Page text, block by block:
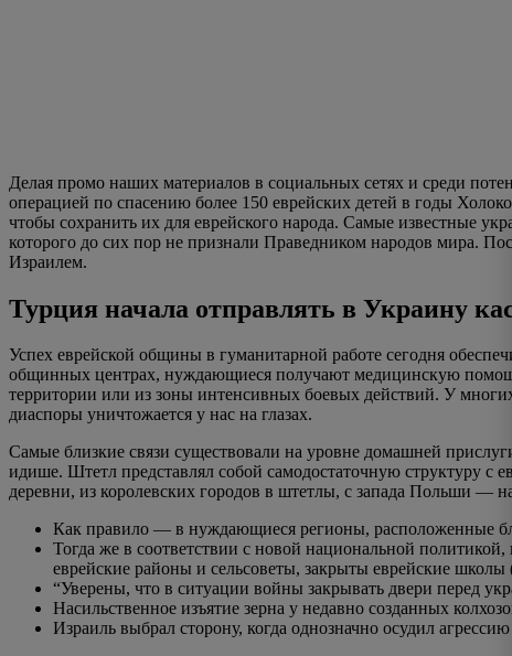
Делая промо наших материалов в социальных сетях и среди
операцией по спасению более 150 еврейских детей в годы
чтобы сохранить их для еврейского народа. Самые известные
которого до сих пор не признали Праведником народов мира.
Израилем.
Турция начала отправлять в Украину
Успех еврейской общины в гуманитарной работе сегодня
общинных центрах, нуждающиеся получают медицинскую
территории или из зоны интенсивных боевых действий. У
диаспоры уничтожается у нас на глазах.
Самые близкие связи существовали на уровне домашней
идише. Штетл представлял собой самодостаточную структуру с
деревни, из королевских городов в штетлы, с запада Польши —
Как правило — в нуждающиеся регионы, расположенные
Тогда же в соответствии с новой национальной
еврейские районы и сельсоветы, закрыты еврейские
“Уверены, что в ситуации войны закрывать двери перед
Насильственное изъятие зерна у недавно созданных
Израиль выбрал сторону, когда однозначно осудил